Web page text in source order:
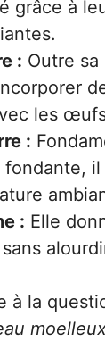
grâce à
: Outre
les
:
: Elle
à la